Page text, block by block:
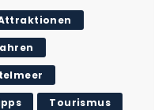
Tourismus